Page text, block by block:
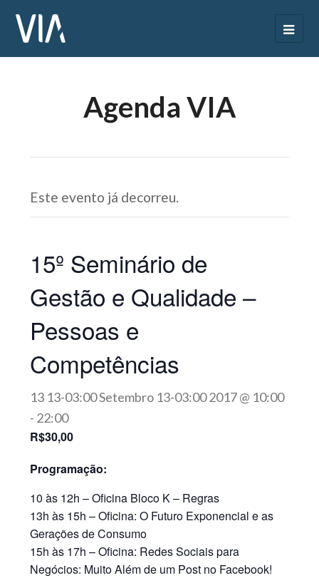
Agenda VIA
Este evento já decorreu.
15º Seminário de
Gestão e Qualidade –
Pessoas e
Competências
13 13-03:00 Setembro 13-03:00 2017 @ 10:00
- 22:00
R$30,00
Programação:
10 às 12h – Oficina Bloco K – Regras
13h às 15h – Oficina: O Futuro Exponencial e as
Gerações de Consumo
15h às 17h – Oficina: Redes Sociais para
Negócios: Muito Além de um Post no Facebook!